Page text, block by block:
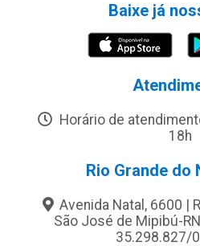
Baixe já
Horário de
18h
Rio Grande do
Avenida Natal, 6600 |
São José de Mipibú-
35.298.827/